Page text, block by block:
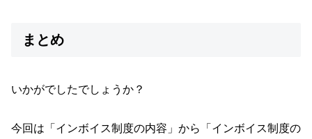
まとめ
いかがでしたでしょうか？
今回は「インボイス制度の内容」から「インボイス制度の